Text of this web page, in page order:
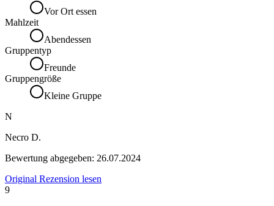
Vor Ort essen
Mahlzeit
Abendessen
Gruppentyp
Freunde
Gruppengröße
Kleine Gruppe
N
Necro D.
Bewertung abgegeben: 26.07.2024
Original Rezension lesen
9